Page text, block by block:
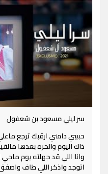
سر ليلي مسعود بن شعفول
حبيبي دامني ارقبك ترجع
ذاك اليوم والحره بعدها
وانا اللي قد جهلته يوم
اتوجد واذكر اللي طاف